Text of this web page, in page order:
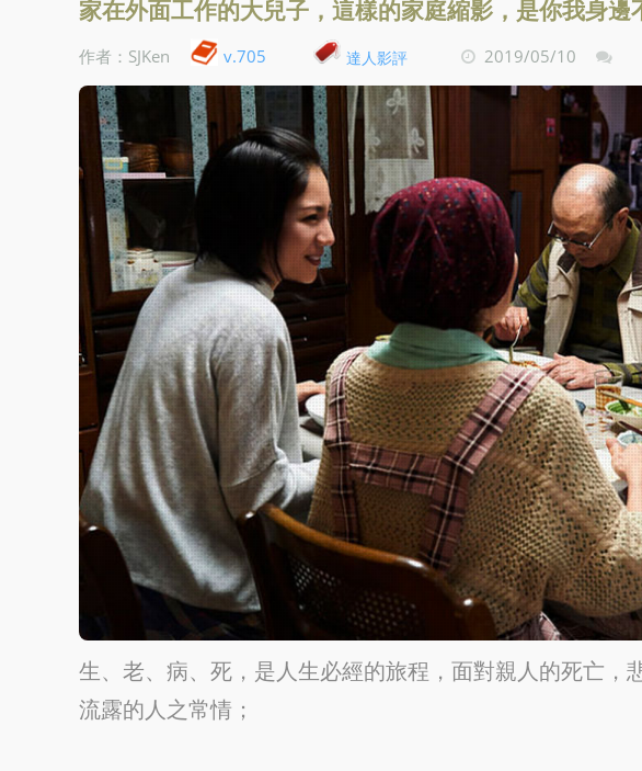
家在外面工作的大兒子，這樣的家庭縮影，是你我身邊
作者：SJKen v.705 達人影評 2019/05/10
生、老、病、死，是人生必經的旅程，面對親人的死亡，
流露的人之常情；